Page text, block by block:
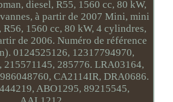
diesel, R55, 1560 cc, 80 kW,
à partir de 2007 Mini, mini
R56, 1560 cc, 80 kW, 4 cylindres,
de 2006. Numéro de référence
0124525126, 12317794970,
215571145, 285776. LRA03164,
CA2114IR, DRA0686.
ABO1295, 89215545,